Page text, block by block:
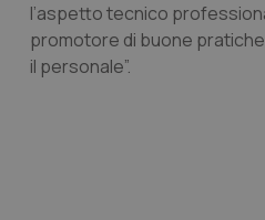
l’aspetto tecnico
promotore di buone
il personale”.